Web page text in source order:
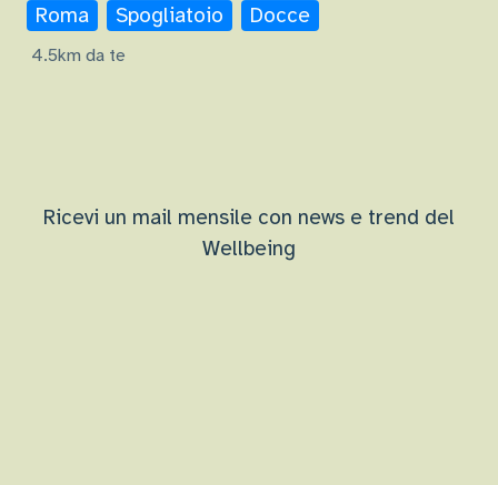
Roma
Spogliatoio Docce
4.5km da te
Ricevi un mail mensile con news e trend del
Wellbeing